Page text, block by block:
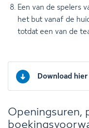
Een van de spelers
het but vanaf de
totdat een van de
Download
Openingsuren,